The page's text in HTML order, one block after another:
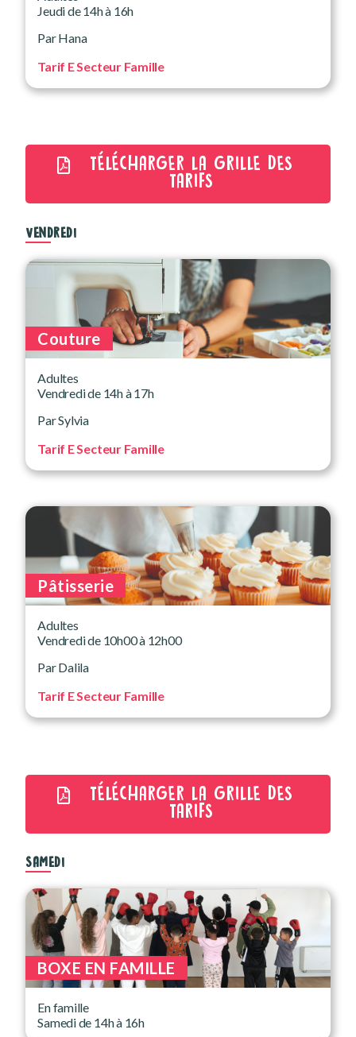
Jeudi de 14h à 16h
Par Hana
Tarif E Secteur Famille
TÉLÉCHARGER LA GRILLE DES
TARIFS
VENDREDI
Couture
Adultes
Vendredi de 14h à 17h
Par Sylvia
Tarif E Secteur Famille
Pâtisserie
Adultes
Vendredi de 10h00 à 12h00
Par Dalila
Tarif E Secteur Famille
TÉLÉCHARGER LA GRILLE DES
TARIFS
SAMEDI
BOXE EN FAMILLE
En famille
Samedi de 14h à 16h